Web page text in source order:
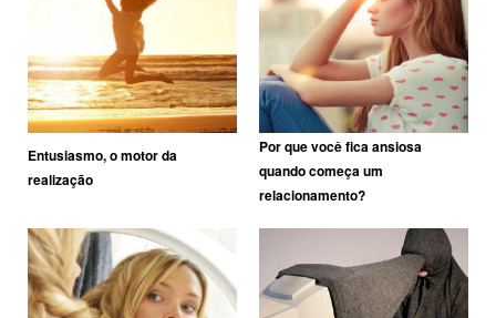
Entusiasmo, o motor da
realização
Por que você fica ansiosa
quando começa um
relacionamento?